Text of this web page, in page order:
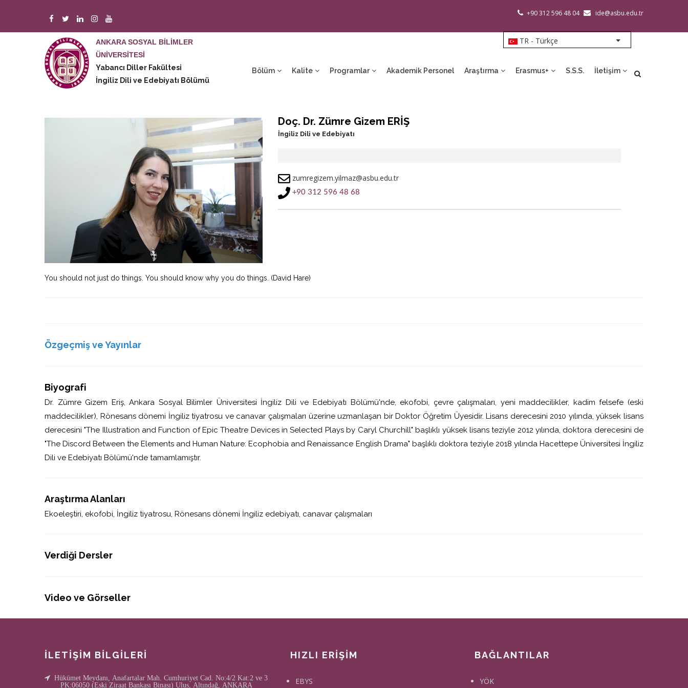
atla
+90 312 596 48 04 ide@asbu.edu.tr
ANKARA SOSYAL BİLİMLER
ÜNİVERSİTESİ
Yabancı Diller Fakültesi
İngiliz Dili ve Edebiyatı Bölümü
TR - Türkçe
List additional
navigation
Bölüm Kalite Programlar Akademik Personel Araştırma Erasmus+ S.S.S. İletişim
Doç. Dr. Zümre Gizem ERİŞ
İngiliz Dili ve Edebiyatı
zumregizem.yilmaz@asbu.edu.tr
+90 312 596 48 68
You should not just do things. You should know why you do things. (David Hare)
Özgeçmiş ve Yayınlar
Biyografi
Dr. Zümre Gizem Eriş, Ankara Sosyal Bilimler Üniversitesi İngiliz Dili ve Edebiyatı Bölümü'nde, ekofobi, çevre çalışmaları, yeni maddecilikler, kadim felsefe (eski
maddecilikler), Rönesans dönemi İngiliz tiyatrosu ve canavar çalışmaları üzerine uzmanlaşan bir Doktor Öğretim Üyesidir. Lisans derecesini 2010 yılında, yüksek lisans
derecesini "The Illustration and Function of Epic Theatre Devices in Selected Plays by Caryl Churchill" başlıklı yüksek lisans teziyle 2012 yılında, doktora derecesini de
"The Discord Between the Elements and Human Nature: Ecophobia and Renaissance English Drama" başlıklı doktora teziyle 2018 yılında Hacettepe Üniversitesi İngiliz
Dili ve Edebiyatı Bölümü'nde tamamlamıştır.
Araştırma Alanları
Ekoeleştiri, ekofobi, İngiliz tiyatrosu, Rönesans dönemi İngiliz edebiyatı, canavar çalışmaları
Verdiği Dersler
Video ve Görseller
İLETİŞİM BİLGİLERİ
Hükümet Meydanı, Anafartalar Mah. Cumhuriyet Cad. No:4/2 Kat:2 ve 3
PK:06050 (Eski Ziraat Bankası Binası) Ulus, Altındağ, ANKARA
HIZLI ERİŞİM
EBYS
BAĞLANTILAR
YÖK